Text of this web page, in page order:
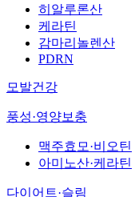
히알루론산
케라틴
감마리놀렌산
PDRN
모발건강
풍성·영양보충
맥주효모·비오틴
아미노산·케라틴
다이어트·슬림